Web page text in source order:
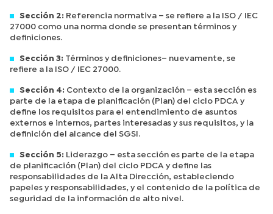
Sección 2: Referencia normativa – se refiere a la ISO / IEC
27000 como una norma donde se presentan términos y
definiciones.
Sección 3: Términos y definiciones– nuevamente, se
refiere a la ISO / IEC 27000.
Sección 4: Contexto de la organización – esta sección es
parte de la etapa de planificación (Plan) del ciclo PDCA y
define los requisitos para el entendimiento de asuntos
externos e internos, partes interesadas y sus requisitos, y la
definición del alcance del SGSI.
Sección 5: Liderazgo – esta sección es parte de la etapa
de planificación (Plan) del ciclo PDCA y define las
responsabilidades de la Alta Dirección, estableciendo
papeles y responsabilidades, y el contenido de la política de
seguridad de la información de alto nivel.